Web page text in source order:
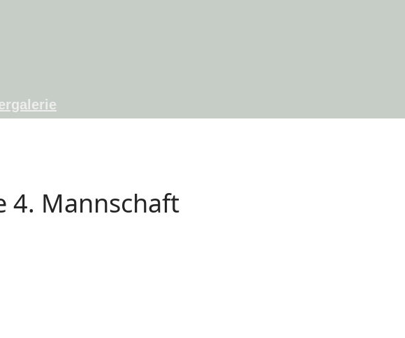
4. Mannschaft